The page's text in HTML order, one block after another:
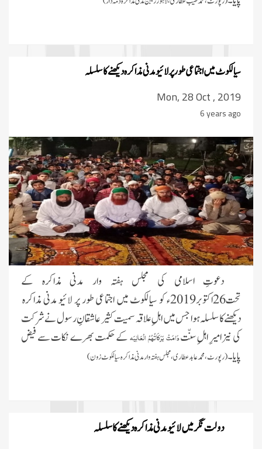
سیالکوٹ میں اجتماعی طور پر لائیو مدنی مذاکرہ دیکھنے کا سلسلہ
Mon, 28 Oct , 2019
6 years ago
دعوتِ اسلامی کی مجلس ہفتہ وار مدنی مذاکرہ کے
تحت26اکتوبر2019ء کو سیالکوٹ میں اجتماعی طور پر لائیو مدنی مذاکرہ
دیکھنے کا سلسلہ ہوا جس میں اہلِ علاقہ سمیت کثیر عاشقانِ رسول نے شرکت
کی نیز امیرِ اہلِ سنّتدَامَتْ بَرَکَاتُہُمُ الْعَالِیَہکے حکمت بھرے نکات سے فیض
پایا۔(رپورٹ، محمد عابد عطاری،مجلس ہفتہ وار مدنی مذاکرہ سیالکوٹ زون)
دولت نگر میں لائیو مدنی مذاکرہ دیکھنے کا سلسلہ